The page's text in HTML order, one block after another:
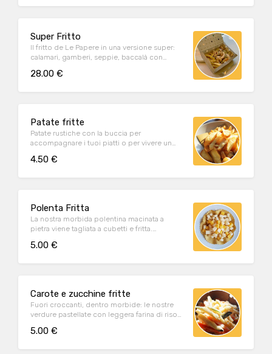
Super Fritto
Il fritto de Le Papere in una versione super:
calamari, gamberi, seppie, baccalà con
bianca morbida. Ideale per un pranzo o una
28.00 €
Patate fritte
Patate rustiche con la buccia per
accompagnare i tuoi piatti o per vivere un
4.50 €
Polenta Fritta
La nostra morbida polentina macinata a
pietra viene tagliata a cubetti e fritta.
un contorno alternativo!
5.00 €
Carote e zucchine fritte
Fuori croccanti, dentro morbide: le nostre
verdure pastellate con leggera farina di riso
5.00 €